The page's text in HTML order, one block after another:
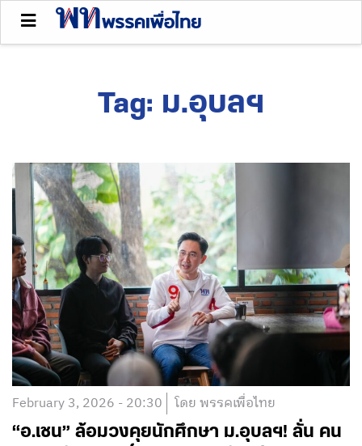
Tag: ม.อุบลฯ
February 3, 2026 - 20:30 โดย พรรคเพื่อไทย
“อ.เชน” ล้อมวงคุยนักศึกษา ม.อุบลฯ! ลั่น คน